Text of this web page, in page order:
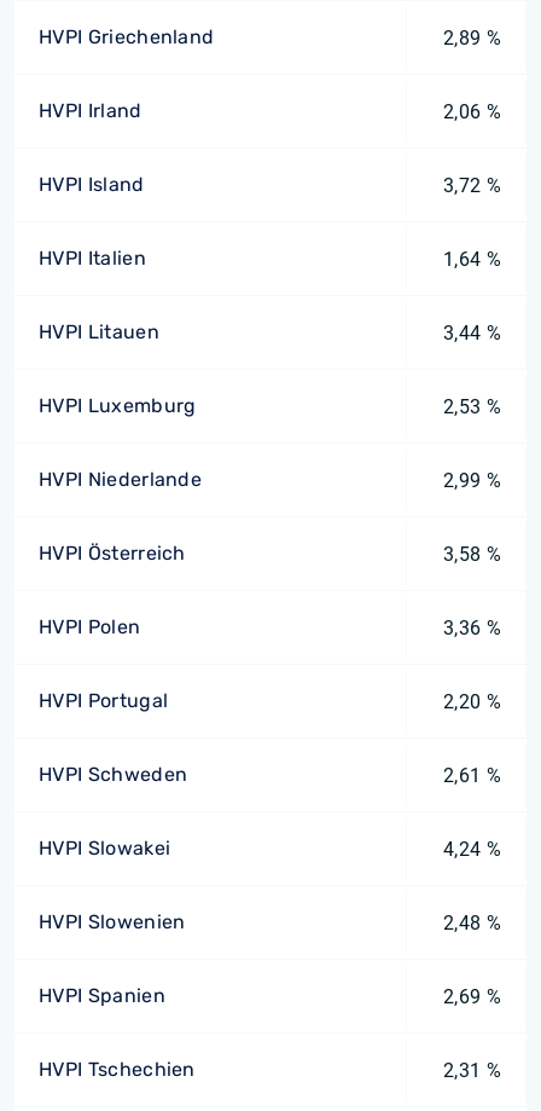
HVPI Griechenland 2,89 %
HVPI Irland 2,06 %
HVPI Island 3,72 %
HVPI Italien 1,64 %
HVPI Litauen 3,44 %
HVPI Luxemburg 2,53 %
HVPI Niederlande 2,99 %
HVPI Österreich 3,58 %
HVPI Polen 3,36 %
HVPI Portugal 2,20 %
HVPI Schweden 2,61 %
HVPI Slowakei 4,24 %
HVPI Slowenien 2,48 %
HVPI Spanien 2,69 %
HVPI Tschechien 2,31 %